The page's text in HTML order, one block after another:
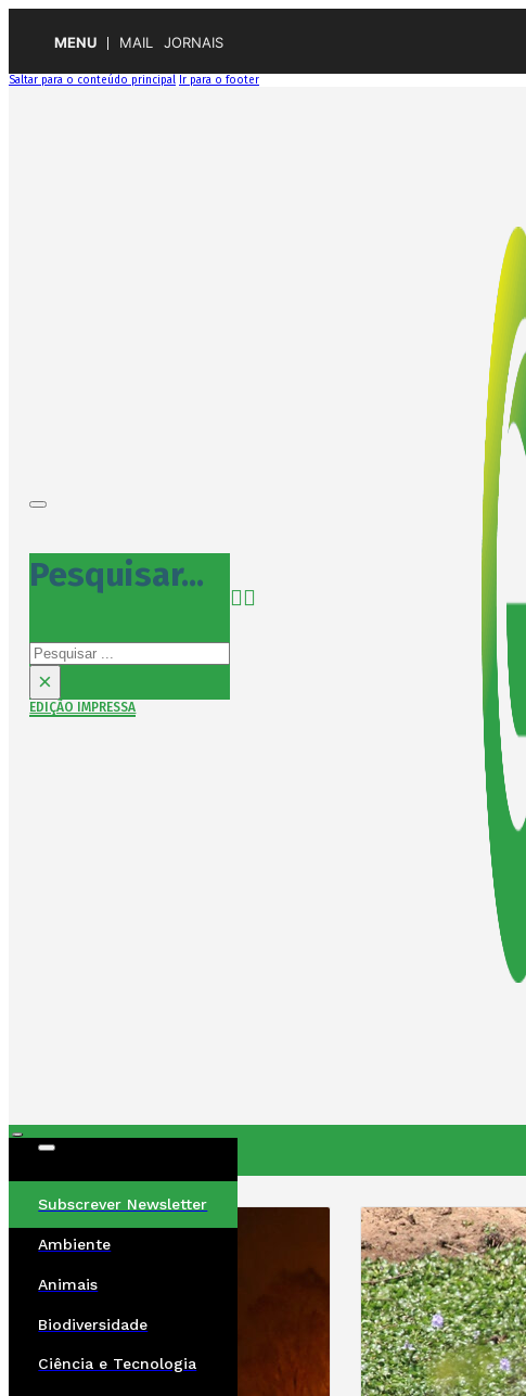
MENU MAIL JORNAIS
Saltar para o conteúdo principal Ir para o footer
Pesquisar...
Pesquisar
×
EDIÇÃO IMPRESSA
Subscrever Newsletter
Ambiente
Animais
Biodiversidade
Ciência e Tecnologia